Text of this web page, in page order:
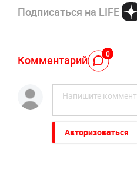
Подписаться на LIFE
Комментарий 0
Авторизоваться